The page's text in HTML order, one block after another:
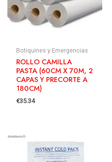
Botiquines y Emergencias
ROLLO CAMILLA
PASTA (60CM X 70M, 2
CAPAS Y PRECORTE A
180CM)
€35.34